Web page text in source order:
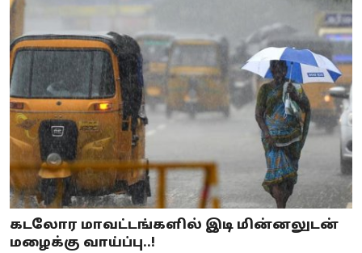
கடலோர மாவட்டங்களில் இடி மின்னலுடன்
மழைக்கு வாய்ப்பு..!